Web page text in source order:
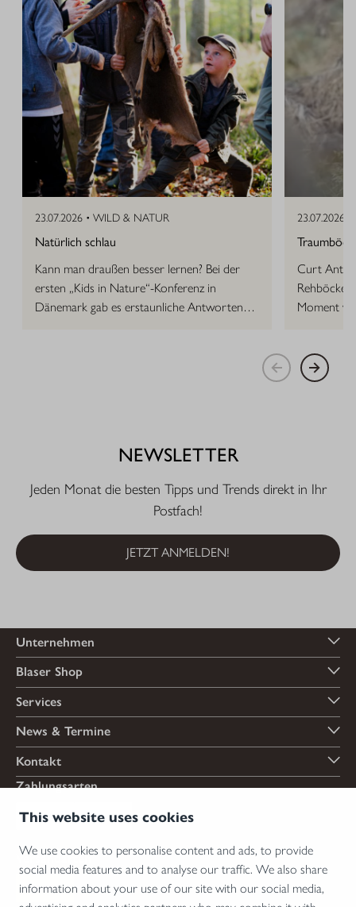
This website uses cookies
We use cookies to personalise content and ads, to provide
social media features and to analyse our traffic. We also share
information about your use of our site with our social media,
23.07.2026 • WILD & NATUR
Natürlich schlau
Kann man draußen besser lernen? Bei der
ersten „Kids in Nature“-Konferenz in
Dänemark gab es erstaunliche Antworten
23.07.2026 •
Curt Anton
Rehböcke,
Moment
NEWSLETTER
Jeden Monat die besten Tipps und Trends direkt in Ihr
Postfach!
JETZT ANMELDEN!
Unternehmen
Blaser Shop
Services
News & Termine
Kontakt
Zahlungsarten
Versandarten